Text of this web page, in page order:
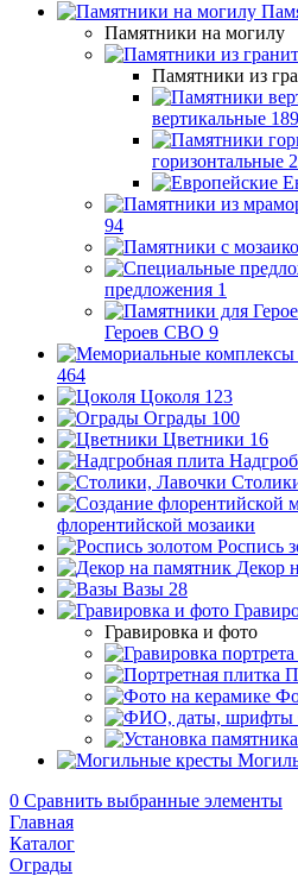
Памятники на могилу
Памятники из
вертикальные 189
горизонтальные
94
предложения 1
Героев СВО 9
464
Цоколя 123
Ограды 100
Цветники 16
флорентийской мозаики
Роспись
Декор
Вазы 28
Гравировка и фото
0 Сравнить выбранные элементы
Главная
Каталог
Ограды